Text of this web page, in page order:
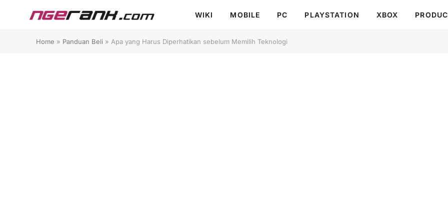
WIKI MOBILE PC PLAYSTATION XBOX
Home » Panduan Beli » Apa yang Harus Diperhatikan sebelum Memilih Teknologi